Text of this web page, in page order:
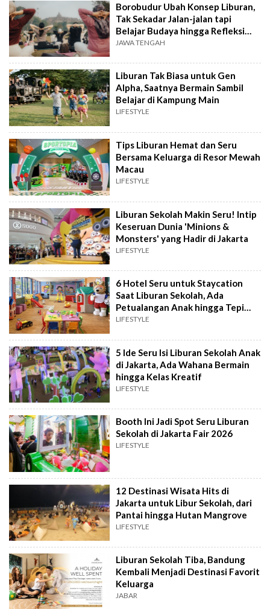
Borobudur Ubah Konsep Liburan,
Tak Sekadar Jalan-jalan tapi
Belajar Budaya hingga Refleksi
Diri
JAWA TENGAH
Liburan Tak Biasa untuk Gen
Alpha, Saatnya Bermain Sambil
Belajar di Kampung Main
LIFESTYLE
Tips Liburan Hemat dan Seru
Bersama Keluarga di Resor Mewah
Macau
LIFESTYLE
Liburan Sekolah Makin Seru! Intip
Keseruan Dunia 'Minions &
Monsters' yang Hadir di Jakarta
LIFESTYLE
6 Hotel Seru untuk Staycation
Saat Liburan Sekolah, Ada
Petualangan Anak hingga Tepi
Pantai
LIFESTYLE
5 Ide Seru Isi Liburan Sekolah Anak
di Jakarta, Ada Wahana Bermain
hingga Kelas Kreatif
LIFESTYLE
Booth Ini Jadi Spot Seru Liburan
Sekolah di Jakarta Fair 2026
LIFESTYLE
12 Destinasi Wisata Hits di
Jakarta untuk Libur Sekolah, dari
Pantai hingga Hutan Mangrove
LIFESTYLE
Liburan Sekolah Tiba, Bandung
Kembali Menjadi Destinasi Favorit
Keluarga
JABAR